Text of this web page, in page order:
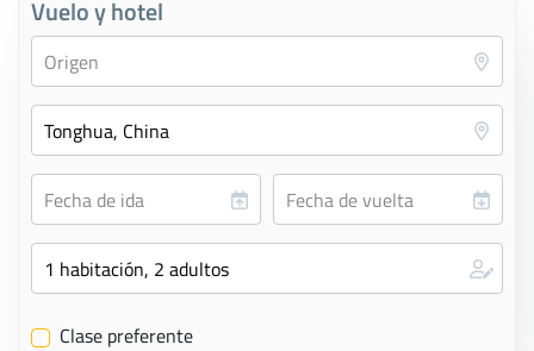
Vuelo y hotel
✔ Clase preferente